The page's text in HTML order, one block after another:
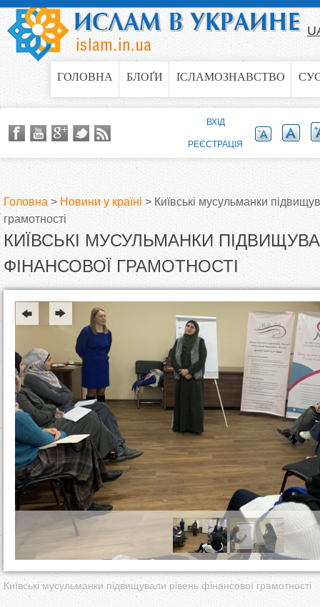
Jump to navigation
ГОЛОВНА БЛОҐИ ІСЛАМОЗНАВСТВО
В
и
є
Головна > Новини у країні > Київські мусульманки
грамотності
КИЇВСЬКІ МУСУЛЬМАНКИ
ФІНАНСОВОЇ ГРАМОТНОСТІ
Київські мусульманки підвищували рівень фінансової грамотності
ВХІД
РЕЄСТРАЦІЯ